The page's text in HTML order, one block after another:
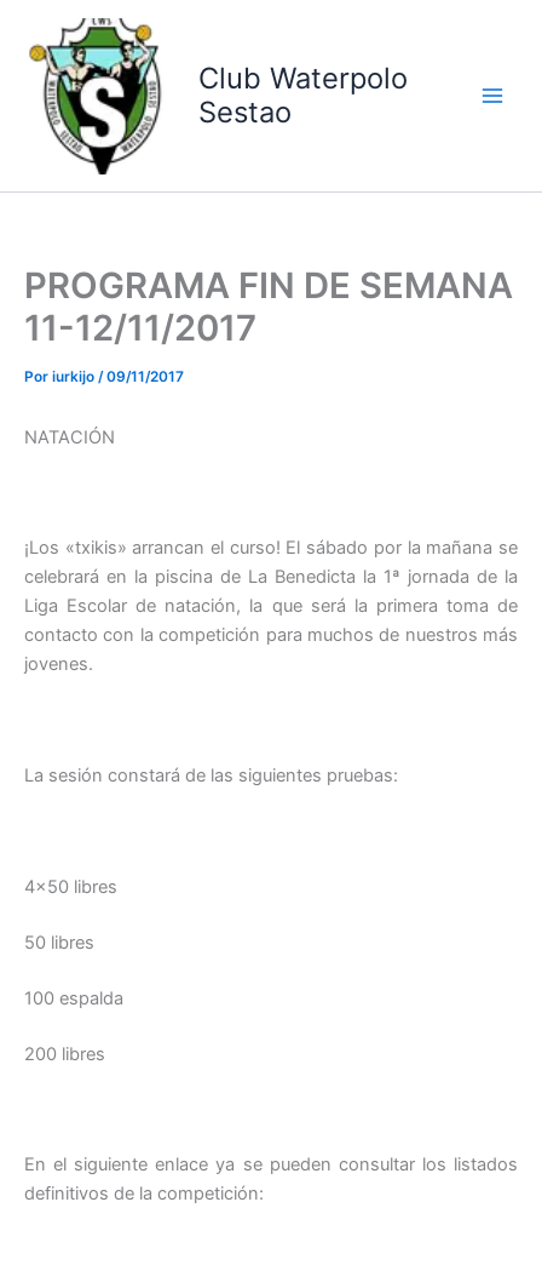
contenido
Club Waterpolo
Sestao
PROGRAMA FIN DE SEMANA
11-12/11/2017
Por iurkijo /09/11/2017
NATACIÓN
¡Los «txikis» arrancan el curso! El sábado por la mañana se
celebrará en la piscina de La Benedicta la 1ª jornada de la
Liga Escolar de natación, la que será la primera toma de
contacto con la competición para muchos de nuestros más
jovenes.
La sesión constará de las siguientes pruebas:
4×50 libres
50 libres
100 espalda
200 libres
En el siguiente enlace ya se pueden consultar los listados
definitivos de la competición: